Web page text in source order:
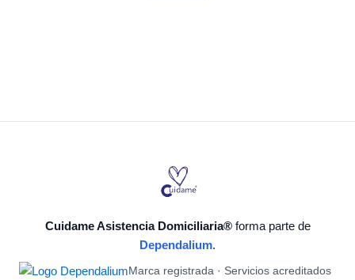
Cuidame Asistencia Domiciliaria®forma parte de
Dependalium.
Marca registrada · Servicios acreditados